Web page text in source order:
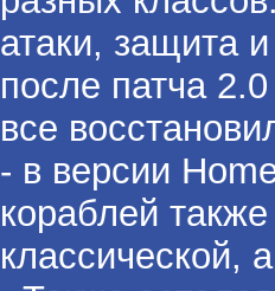
атаки, защита
после патча
все
- в версии
кораблей
классической,